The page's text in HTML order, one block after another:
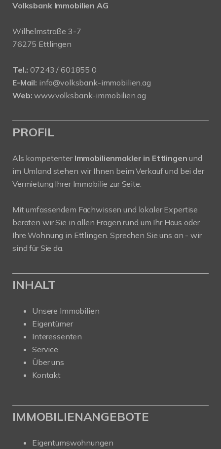
Volksbank Immobilien AG
Wilhelmstraße 3-7
76275 Ettlingen
Tel.: 07243 / 601855 0
E-Mail: info@volksbank-immobilien.ag
Web: www.volksbank-immobilien.ag
PROFIL
Als kompetenter Immobilienmakler in Ettlingen und
im Umland stehen wir Ihnen beim Verkauf und bei der
Vermietung Ihrer Immobilie zur Seite.
Mit umfassendem Fachwissen und lokaler Expertise
beraten wir Sie in allen Fragen rund um Ihr Haus oder
Ihre Wohnung in Ettlingen. Sprechen Sie uns an - wir
sind für Sie da.
INHALT
Unsere Immobilien
Eigentümer
Interessenten
Service
Über uns
Kontakt
IMMOBILIENANGEBOTE
Eigentumswohnungen